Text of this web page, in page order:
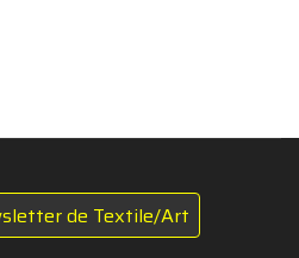
de Textile/Art